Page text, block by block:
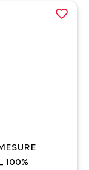
100%